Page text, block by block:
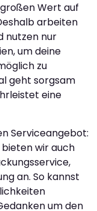
Wert auf
arbeiten
nutzen nur
um deine
zu
geht sorgsam
eine
Serviceangebot:
wir auch
an. So kannst
um den